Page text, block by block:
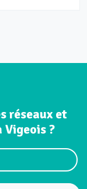
réseaux et
Vigeois ?